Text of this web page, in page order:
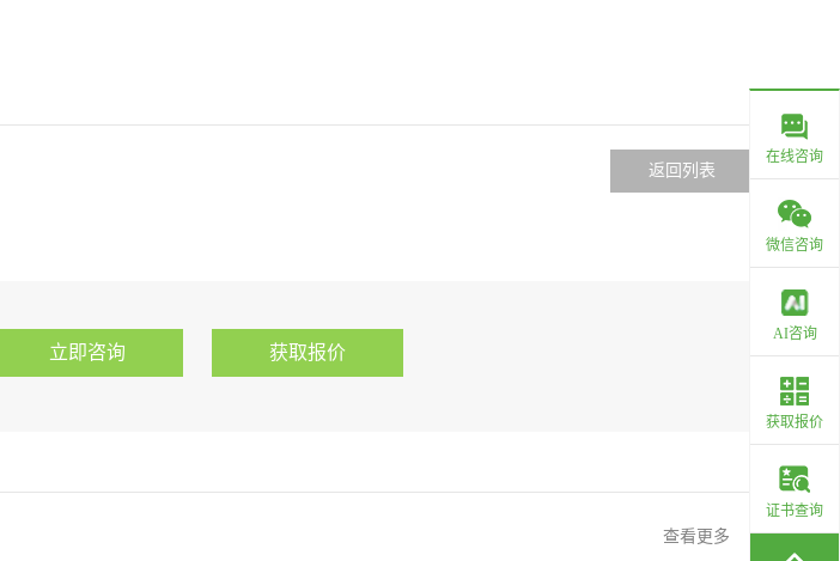
在线咨询
微信咨询
AI咨询
获取报价
证书查询
返回列表
立即咨询 获取报价
查看更多